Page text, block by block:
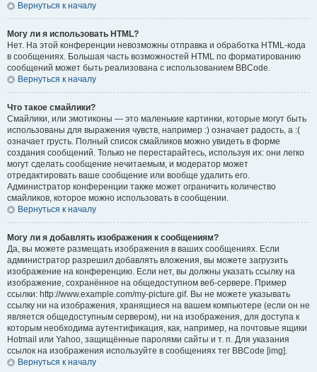
Вернуться к началу
Могу ли я использовать HTML?
Нет. На этой конференции невозможны отправка и обработка HTML-кода
в сообщениях. Большая часть возможностей HTML по форматированию
сообщений может быть реализована с использованием BBCode.
Вернуться к началу
Что такое смайлики?
Смайлики, или эмотиконы — это маленькие картинки, которые могут быть
использованы для выражения чувств, например :) означает радость, а :(
означает грусть. Полный список смайликов можно увидеть в форме
создания сообщений. Только не перестарайтесь, используя их: они легко
могут сделать сообщение нечитаемым, и модератор может
отредактировать ваше сообщение или вообще удалить его.
Администратор конференции также может ограничить количество
смайликов, которое можно использовать в сообщении.
Вернуться к началу
Могу ли я добавлять изображения к сообщениям?
Да, вы можете размещать изображения в ваших сообщениях. Если
администратор разрешил добавлять вложения, вы можете загрузить
изображение на конференцию. Если нет, вы должны указать ссылку на
изображение, сохранённое на общедоступном веб-сервере. Пример
ссылки: http://www.example.com/my-picture.gif. Вы не можете указывать
ссылку ни на изображения, хранящиеся на вашем компьютере (если он не
является общедоступным сервером), ни на изображения, для доступа к
которым необходима аутентификация, как, например, на почтовые ящики
Hotmail или Yahoo, защищённые паролями сайты и т. п. Для указания
ссылок на изображения используйте в сообщениях тег BBCode [img].
Вернуться к началу